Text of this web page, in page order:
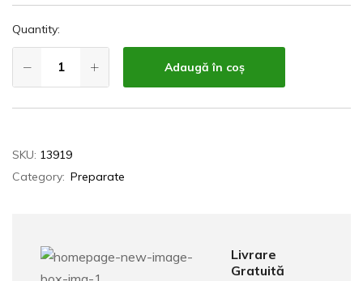
Quantity:
Adaugă în coș
SKU: 13919
Category: Preparate
Livrare
Gratuită